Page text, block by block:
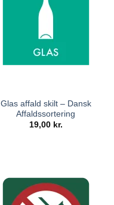
Glas affald skilt – Dansk
Affaldssortering
19,00 kr.